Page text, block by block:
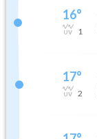
16°
1
17°
2